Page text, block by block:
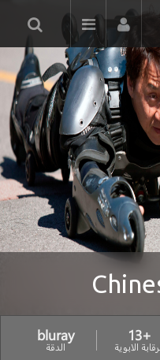
+13
الابوية
bluray
الدقة